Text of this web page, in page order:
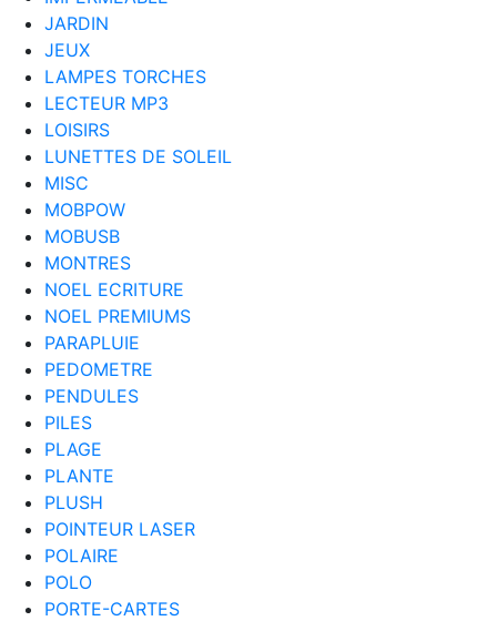
JARDIN
JEUX
LAMPES TORCHES
LECTEUR MP3
LOISIRS
LUNETTES DE SOLEIL
MISC
MOBPOW
MOBUSB
MONTRES
NOEL ECRITURE
NOEL PREMIUMS
PARAPLUIE
PEDOMETRE
PENDULES
PILES
PLAGE
PLANTE
PLUSH
POINTEUR LASER
POLAIRE
POLO
PORTE-CARTES